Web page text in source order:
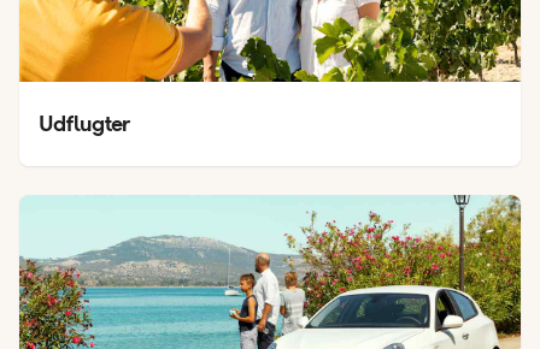
Udflugter